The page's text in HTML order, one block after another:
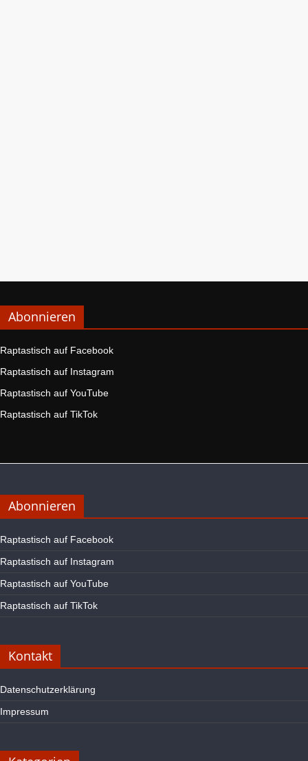
Abonnieren
Raptastisch auf Facebook
Raptastisch auf Instagram
Raptastisch auf YouTube
Raptastisch auf TikTok
Abonnieren
Raptastisch auf Facebook
Raptastisch auf Instagram
Raptastisch auf YouTube
Raptastisch auf TikTok
Kontakt
Datenschutzerklärung
Impressum